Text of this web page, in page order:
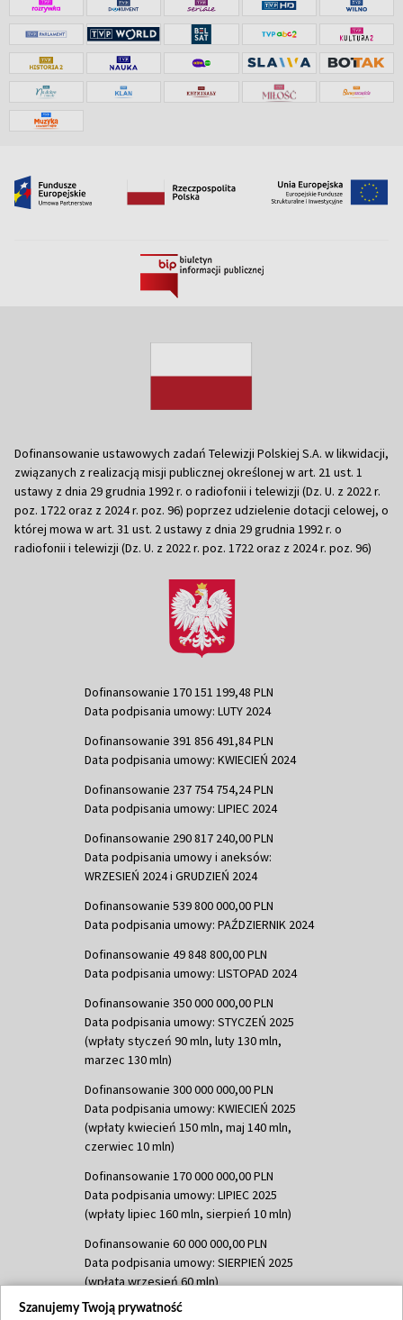
Dofinansowanie ustawowych zadań Telewizji Polskiej S.A. w likwidacji,
związanych z realizacją misji publicznej określonej w art. 21 ust. 1
ustawy z dnia 29 grudnia 1992 r. o radiofonii i telewizji (Dz. U. z 2022 r.
poz. 1722 oraz z 2024 r. poz. 96) poprzez udzielenie dotacji celowej, o
której mowa w art. 31 ust. 2 ustawy z dnia 29 grudnia 1992 r. o
radiofonii i telewizji (Dz. U. z 2022 r. poz. 1722 oraz z 2024 r. poz. 96)
Dofinansowanie 170 151 199,48 PLN
Data podpisania umowy: LUTY 2024
Dofinansowanie 391 856 491,84 PLN
Data podpisania umowy: KWIECIEŃ 2024
Dofinansowanie 237 754 754,24 PLN
Data podpisania umowy: LIPIEC 2024
Dofinansowanie 290 817 240,00 PLN
Data podpisania umowy i aneksów:
WRZESIEŃ 2024 i GRUDZIEŃ 2024
Dofinansowanie 539 800 000,00 PLN
Data podpisania umowy: PAŹDZIERNIK 2024
Dofinansowanie 49 848 800,00 PLN
Data podpisania umowy: LISTOPAD 2024
Dofinansowanie 350 000 000,00 PLN
Data podpisania umowy: STYCZEŃ 2025
(wpłaty styczeń 90 mln, luty 130 mln,
marzec 130 mln)
Dofinansowanie 300 000 000,00 PLN
Data podpisania umowy: KWIECIEŃ 2025
(wpłaty kwiecień 150 mln, maj 140 mln,
czerwiec 10 mln)
Dofinansowanie 170 000 000,00 PLN
Data podpisania umowy: LIPIEC 2025
(wpłaty lipiec 160 mln, sierpień 10 mln)
Dofinansowanie 60 000 000,00 PLN
Data podpisania umowy: SIERPIEŃ 2025
(wpłata wrzesień 60 mln)
Dofinansowanie 635 783 051,21 PLN
Szanujemy Twoją prywatność